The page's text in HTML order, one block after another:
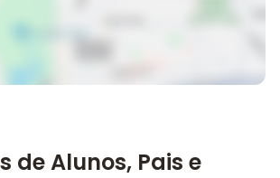
de Alunos, Pais e